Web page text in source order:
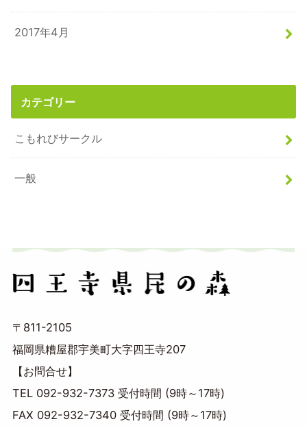
2017年4月
カテゴリー
こもれびサークル
一般
〒811-2105
福岡県糟屋郡宇美町大字四王寺207
【お問合せ】
TEL 092-932-7373 受付時間 (9時～17時)
FAX 092-932-7340 受付時間 (9時～17時)